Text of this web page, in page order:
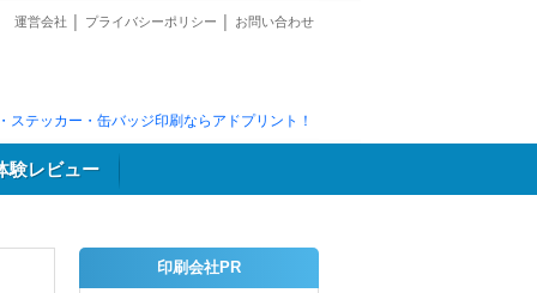
運営会社 プライバシーポリシー お問い合わせ
ステッカー・缶バッジ印刷ならアドプリント！
験レビュー
印刷会社PR